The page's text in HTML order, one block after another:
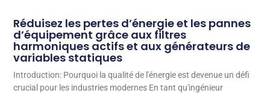
Réduisez les pertes d’énergie et les pannes
d’équipement grâce aux filtres
harmoniques actifs et aux générateurs de
variables statiques
Introduction: Pourquoi la qualité de l'énergie est devenue un défi
crucial pour les industries modernes En tant qu'ingénieur